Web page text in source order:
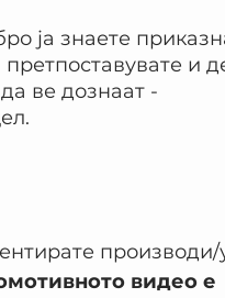
ја знаете
и
ве дознаат -
производи/
видео е